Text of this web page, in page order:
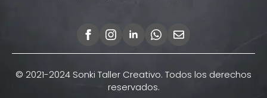
© 2021-2024 Sonki Taller Creativo. Todos los derechos
reservados.